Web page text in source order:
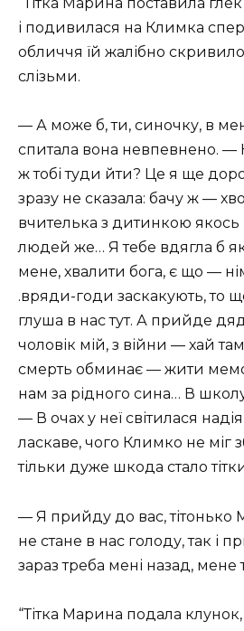
і подивилася на Климка
обличчя їй жалібно
слізьми.
— А може б, ти, синочку, в
спитала вона невпевнено. —
ж тобі туди йти? Це я ще
зразу не сказала: бачу ж —
вчителька з дитинкою якось
людей же… Я тебе вдягла б як
мене, хвалити бога, є що —
.вряди-годи заскакують, то
глуша в нас тут. А прийде
чоловік мій, з війни — хай
смерть обминає — жити
нам за рідного сина… В
— В очах у неї світилася
ласкаве, чого Климко не міг
тільки дуже шкода стало
— Я прийду до вас, тітонько
не стане в нас голоду, так і
зараз треба мені назад, мене
“Тітка Марина подала